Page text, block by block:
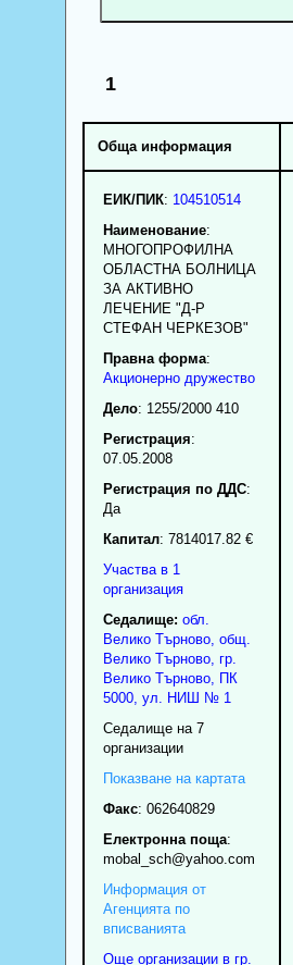
1
Обща информация
ЕИК/ПИК: 104510514
Наименование:
МНОГОПРОФИЛНА
ОБЛАСТНА БОЛНИЦА
ЗА АКТИВНО
ЛЕЧЕНИЕ "Д-Р
СТЕФАН ЧЕРКЕЗОВ"
Правна форма:
Акционерно дружество
Дело: 1255/2000 410
Регистрация:
07.05.2008
Регистрация по ДДС:
Да
Капитал: 7814017.82 €
Участва в 1
организация
Седалище: обл.
Велико Търново, общ.
Велико Търново, гр.
Велико Търново, ПК
5000, ул. НИШ № 1
Седалище на 7
организации
Показване на картата
Факс: 062640829
Електронна поща:
mobal_sch@yahoo.com
Информация от
Агенцията по
вписванията
Още организации в гр.